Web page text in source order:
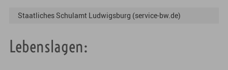
Staatliches Schulamt Ludwigsburg (service-bw.de)
Lebenslagen: